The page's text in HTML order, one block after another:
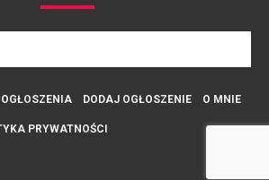
OGŁOSZENIA DODAJ OGŁOSZENIE O MNIE
PRYWATNOŚCI